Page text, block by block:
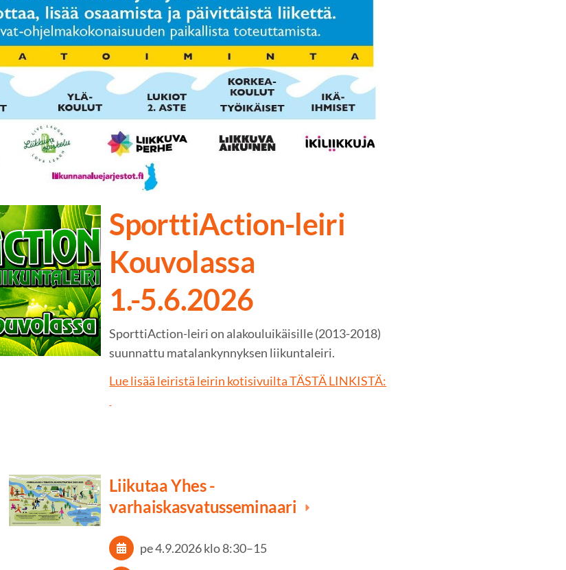
SporttiAction-leiri
Kouvolassa
1.-5.6.2026
SporttiAction-leiri on alakouluikäisille (2013-2018)
suunnattu matalankynnyksen liikuntaleiri.
Lue lisää leiristä leirin kotisivuilta TÄSTÄ LINKISTÄ:
Liikutaa Yhes -
varhaiskasvatusseminaari
pe 4.9.2026klo 8:30–15